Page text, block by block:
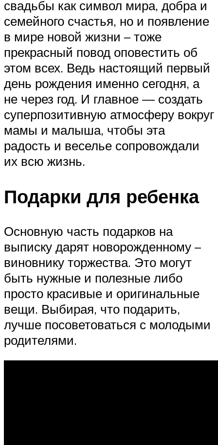
свадьбы как символ мира, добра и
семейного счастья, но и появление
в мире новой жизни – тоже
прекрасный повод оповестить об
этом всех. Ведь настоящий первый
день рождения именно сегодня, а
не через год. И главное — создать
суперпозитивную атмосферу вокруг
мамы и малыша, чтобы эта
радость и веселье сопровождали
их всю жизнь.
Подарки для ребенка
Основную часть подарков на
выписку дарят новорожденному –
виновнику торжества. Это могут
быть нужные и полезные либо
просто красивые и оригинальные
вещи. Выбирая, что подарить,
лучше посоветоваться с молодыми
родителями.